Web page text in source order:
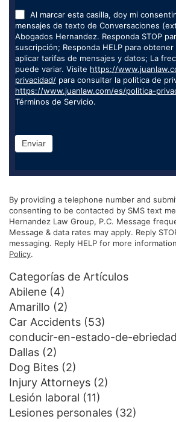
Al marcar esta casilla, doy mi
mensajes de texto de Conversaciones
Abogados Hernandez. Responda STOP
suscripción; Responda HELP para
aplicar tarifas de mensajes y datos; La
puede variar. Visite https://
privacidad/ para consultar la política de
https://www.juanlaw.com/es/politica-
Términos de Servicio.
Enviar
By providing a telephone number and
consenting to be contacted by SMS text
Hernandez Law Group, P.C. Message
Message & data rates may apply. Reply
messaging. Reply HELP for more
Policy.
Categorías de Artículos
Abilene (4)
Amarillo (2)
Car Accidents (53)
conducir-en-estado-de-ebriedad
Dallas (2)
Dog Bites (2)
Injury Attorneys (2)
Lesión laboral (11)
Lesiones personales (32)